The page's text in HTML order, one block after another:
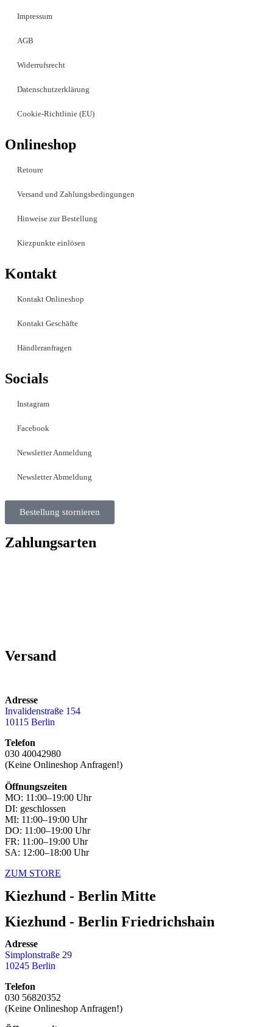
Impressum
AGB
Widerrufsrecht
Datenschutzerklärung
Cookie-Richtlinie (EU)
Onlineshop
Retoure
Versand und Zahlungsbedingungen
Hinweise zur Bestellung
Kiezpunkte einlösen
Kontakt​
Kontakt Onlineshop
Kontakt Geschäfte
Händleranfragen
Socials
Instagram
Facebook
Newsletter Anmeldung
Newsletter Abmeldung
Bestellung stornieren
Zahlungsarten
Versand
Adresse
Invalidenstraße 154
10115 Berlin
Telefon
030 40042980
(Keine Onlineshop Anfragen!)
Öffnungszeiten
MO: 11:00–19:00 Uhr
DI: geschlossen
MI: 11:00–19:00 Uhr
DO: 11:00–19:00 Uhr
FR: 11:00–19:00 Uhr
SA: 12:00–18:00 Uhr
ZUM STORE
Kiezhund - Berlin Mitte
Kiezhund - Berlin Friedrichshain
Adresse
Simplonstraße 29
10245 Berlin
Telefon
030 56820352
(Keine Onlineshop Anfragen!)